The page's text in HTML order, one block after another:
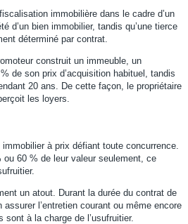
immobilière dans le cadre d’un
d’un bien immobilier, tandis qu’une tierce
déterminé par contrat.
construit un immeuble, un
de son prix d’acquisition habituel, tandis
20 ans. De cette façon, le propriétaire
les loyers.
à prix défiant toute concurrence.
60 % de leur valeur seulement, ce
un atout. Durant la durée du contrat de
l’entretien courant ou même encore
à la charge de l’usufruitier.